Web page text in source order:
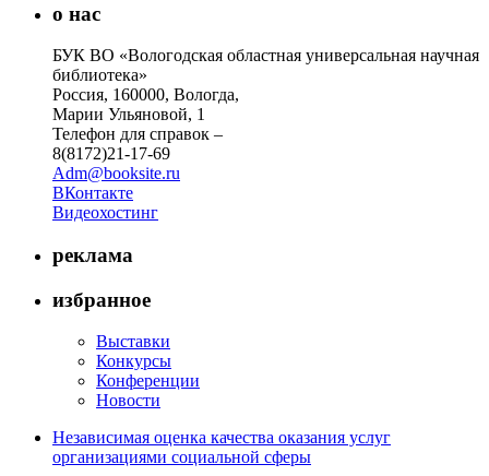
о нас
БУК ВО «Вологодская областная универсальная научная
библиотека»
Россия, 160000, Вологда,
Марии Ульяновой, 1
Телефон для справок –
8(8172)21-17-69
Adm@booksite.ru
ВКонтакте
Видеохостинг
реклама
избранное
Выставки
Конкурсы
Конференции
Новости
Независимая оценка качества оказания услуг
организациями социальной сферы